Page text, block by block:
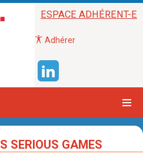
ESPACE ADHÉRENT-E
Adhérer
SERIOUS GAMES